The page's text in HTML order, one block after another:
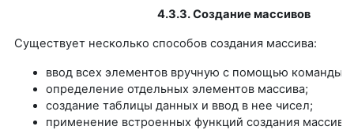
4.3.3. Создание массивов
Существует несколько способов создания массива:
ввод всех элементов вручную с помощью команды
определение отдельных элементов массива;
создание таблицы данных и ввод в нее чисел;
применение встроенных функций создания массива